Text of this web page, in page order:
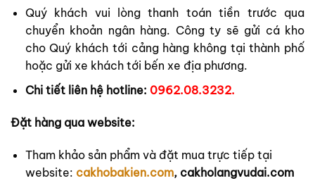
Quý khách vui lòng thanh toán tiền trước qua
chuyển khoản ngân hàng. Công ty sẽ gửi cá kho
cho Quý khách tới cảng hàng không tại thành phố
hoặc gửi xe khách tới bến xe địa phương.
Chi tiết liên hệ hotline: 0962.08.3232.
Đặt hàng qua website:
Tham khảo sản phẩm và đặt mua trực tiếp tại
website: cakhobakien.com, cakholangvudai.com